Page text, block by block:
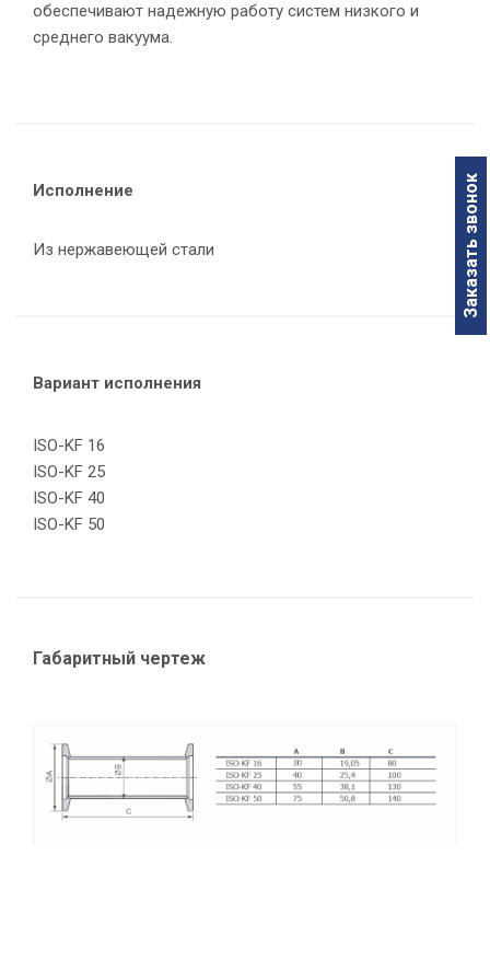
Заказать звонок
обеспечивают надежную работу систем низкого и
среднего вакуума.
Исполнение
Из нержавеющей стали
Вариант исполнения
ISO-KF 16
ISO-KF 25
ISO-KF 40
ISO-KF 50
Габаритный чертеж